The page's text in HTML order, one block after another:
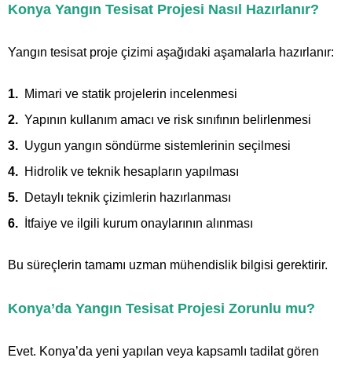
Konya Yangın Tesisat Projesi Nasıl Hazırlanır?
Yangın tesisat proje çizimi aşağıdaki aşamalarla hazırlanır:
Mimari ve statik projelerin incelenmesi
Yapının kullanım amacı ve risk sınıfının belirlenmesi
Uygun yangın söndürme sistemlerinin seçilmesi
Hidrolik ve teknik hesapların yapılması
Detaylı teknik çizimlerin hazırlanması
İtfaiye ve ilgili kurum onaylarının alınması
Bu süreçlerin tamamı uzman mühendislik bilgisi gerektirir.
Konya’da Yangın Tesisat Projesi Zorunlu mu?
Evet. Konya’da yeni yapılan veya kapsamlı tadilat gören